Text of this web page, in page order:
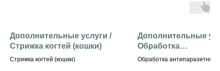
Дополнительные услуги /
Стрижка когтей (кошки)
Стрижка когтей (кошки)
Дополнительные
Обработка
антипаразитным
Обработка антипаразитным